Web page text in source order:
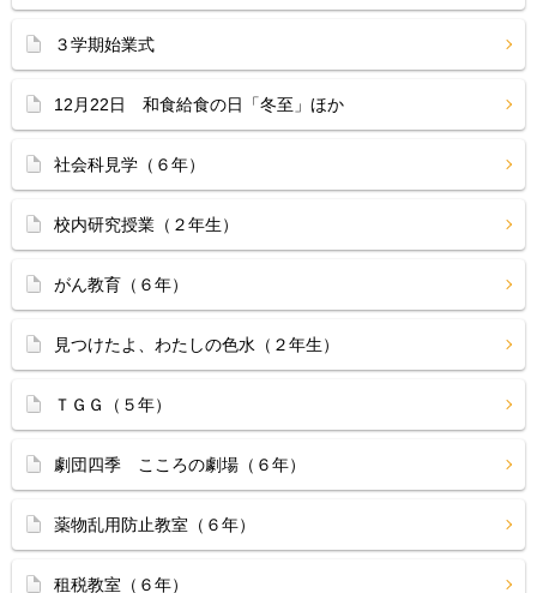
３学期始業式
12月22日 和食給食の日「冬至」ほか
社会科見学（６年）
校内研究授業（２年生）
がん教育（６年）
見つけたよ、わたしの色水（２年生）
ＴＧＧ（５年）
劇団四季 こころの劇場（６年）
薬物乱用防止教室（６年）
租税教室（６年）